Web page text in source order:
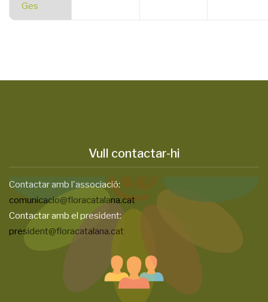
Ges
Vull contactar-hi
Contactar amb l'associació:
comunicacio@floracatalana.cat
Contactar amb el president:
president@floracatalana.cat